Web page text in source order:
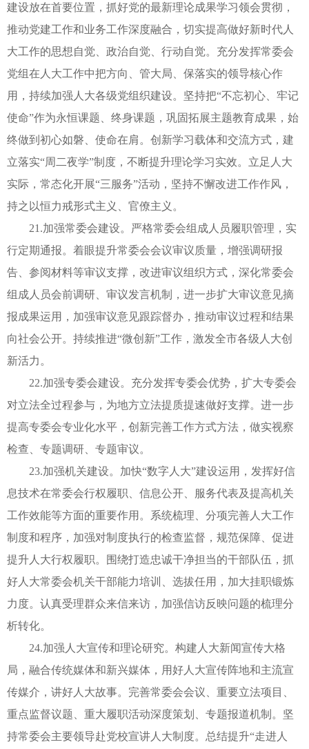
建设放在首要位置，抓好党的最新理论成果学习领会贯彻，
推动党建工作和业务工作深度融合，切实提高做好新时代人
大工作的思想自觉、政治自觉、行动自觉。充分发挥常委会
党组在人大工作中把方向、管大局、保落实的领导核心作
用，持续加强人大各级党组织建设。坚持把“不忘初心、牢记
使命”作为永恒课题、终身课题，巩固拓展主题教育成果，始
终做到初心如磐、使命在肩。创新学习载体和交流方式，建
立落实“周二夜学”制度，不断提升理论学习实效。立足人大
实际，常态化开展“三服务”活动，坚持不懈改进工作作风，
持之以恒力戒形式主义、官僚主义。
21.加强常委会建设。严格常委会组成人员履职管理，实
行定期通报。着眼提升常委会会议审议质量，增强调研报
告、参阅材料等审议支撑，改进审议组织方式，深化常委会
组成人员会前调研、审议发言机制，进一步扩大审议意见摘
报成果运用，加强审议意见跟踪督办，推动审议过程和结果
向社会公开。持续推进“微创新”工作，激发全市各级人大创
新活力。
22.加强专委会建设。充分发挥专委会优势，扩大专委会
对立法全过程参与，为地方立法提质提速做好支撑。进一步
提高专委会专业化水平，创新完善工作方式方法，做实视察
检查、专题调研、专题审议。
23.加强机关建设。加快“数字人大”建设运用，发挥好信
息技术在常委会行权履职、信息公开、服务代表及提高机关
工作效能等方面的重要作用。系统梳理、分项完善人大工作
制度和程序，加强对制度执行的检查监督，规范保障、促进
提升人大行权履职。围绕打造忠诚干净担当的干部队伍，抓
好人大常委会机关干部能力培训、选拔任用，加大挂职锻炼
力度。认真受理群众来信来访，加强信访反映问题的梳理分
析转化。
24.加强人大宣传和理论研究。构建人大新闻宣传大格
局，融合传统媒体和新兴媒体，用好人大宣传阵地和主流宣
传媒介，讲好人大故事。完善常委会会议、重要立法项目、
重点监督议题、重大履职活动深度策划、专题报道机制。坚
持常委会主要领导赴党校宣讲人大制度。总结提升“走进人